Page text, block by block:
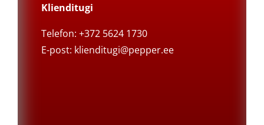
Klienditugi
Telefon: +372 5624 1730
E-post: klienditugi@pepper.ee